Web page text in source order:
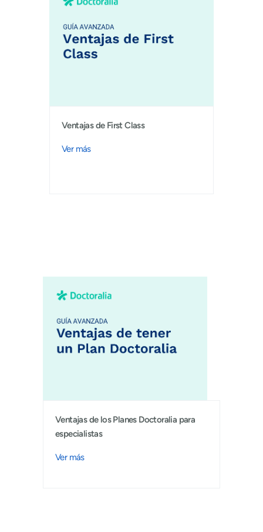
Ventajas de First Class
Ver más
Ventajas de los Planes Doctoralia para
especialistas
Ver más